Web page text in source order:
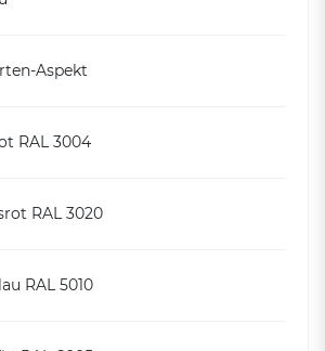
Aspekt
RAL 3004
RAL 3020
RAL 5010